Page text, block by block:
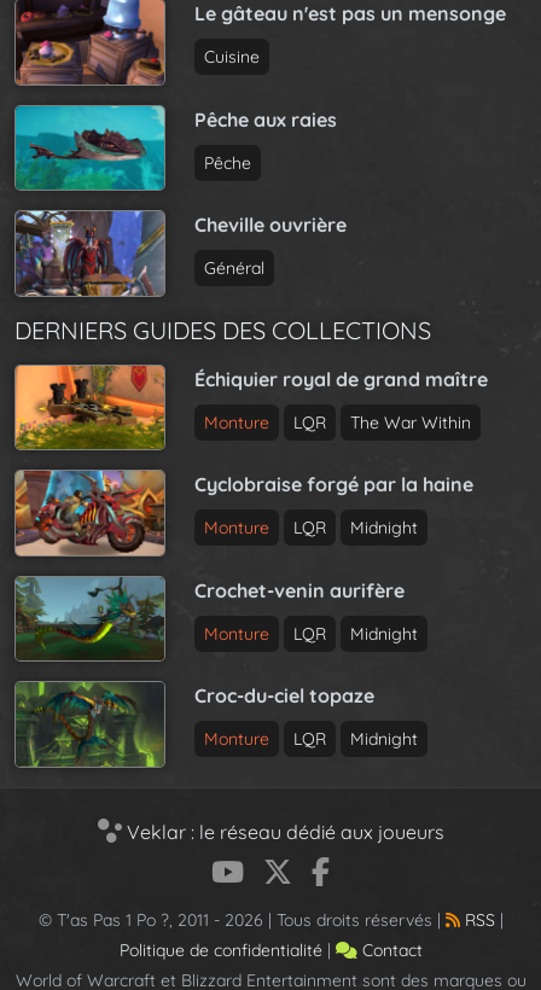
Le gâteau n'est pas un mensonge
Cuisine
Pêche aux raies
Pêche
Cheville ouvrière
Général
DERNIERS GUIDES DES COLLECTIONS
Échiquier royal de grand maître
Monture LQR The War Within
Cyclobraise forgé par la haine
Monture LQR Midnight
Crochet-venin aurifère
Monture LQR Midnight
Croc-du-ciel topaze
Monture LQR Midnight
Veklar : le réseau dédié aux joueurs
© T'as Pas 1 Po ?, 2011 - 2026 | Tous droits réservés | RSS|
Politique de confidentialité|
Contact
World of Warcraft et Blizzard Entertainment sont des marques ou